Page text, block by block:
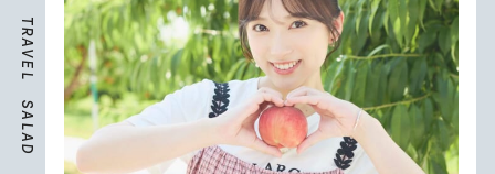
T
R
A
V
E
L
S
A
L
A
D